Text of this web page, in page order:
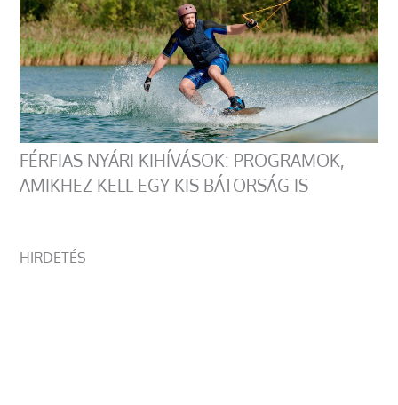
FÉRFIAS NYÁRI KIHÍVÁSOK: PROGRAMOK,
AMIKHEZ KELL EGY KIS BÁTORSÁG IS
HIRDETÉS